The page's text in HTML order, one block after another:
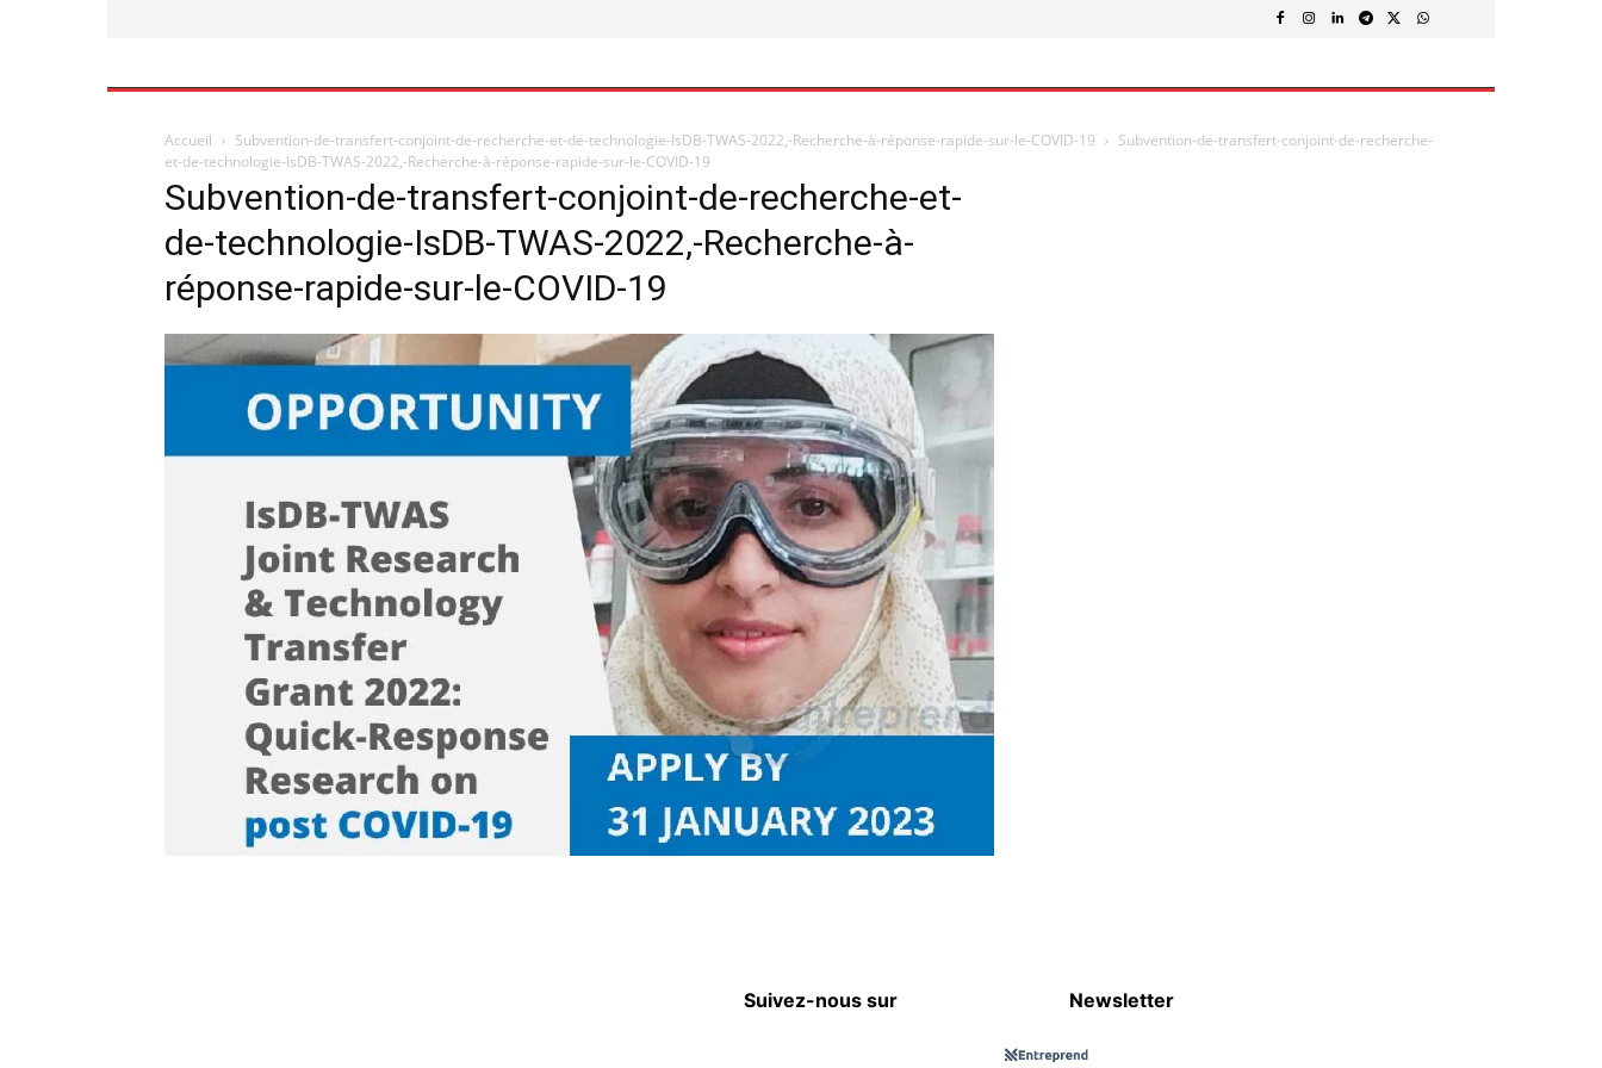
Accueil Subvention-de-transfert-conjoint-de-recherche-et-de-technologie-IsDB-TWAS-2022,-Recherche-à-réponse-rapide-sur-le-COVID-19
Subvention-de-transfert-conjoint-de-recherche-
et-de-technologie-IsDB-TWAS-2022,-Recherche-à-réponse-rapide-sur-le-COVID-19
Subvention-de-transfert-conjoint-de-recherche-et-
de-technologie-IsDB-TWAS-2022,-Recherche-à-
réponse-rapide-sur-le-COVID-19
Suivez-nous sur Newsletter